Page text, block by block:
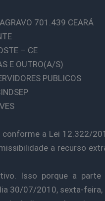
701.439 CEARÁ
– CE
E OUTRO(A/S)
PUBLICOS
conforme a Lei 12.322/
a recurso
Isso porque a parte
30/07/2010, sexta-feira,